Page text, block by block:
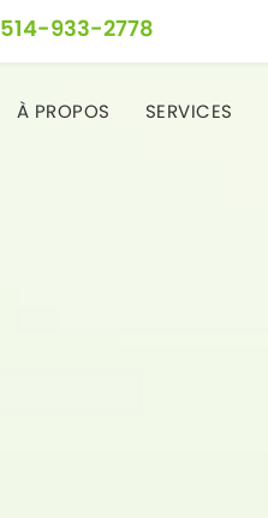
514-933-2778
À PROPOS SERVICES